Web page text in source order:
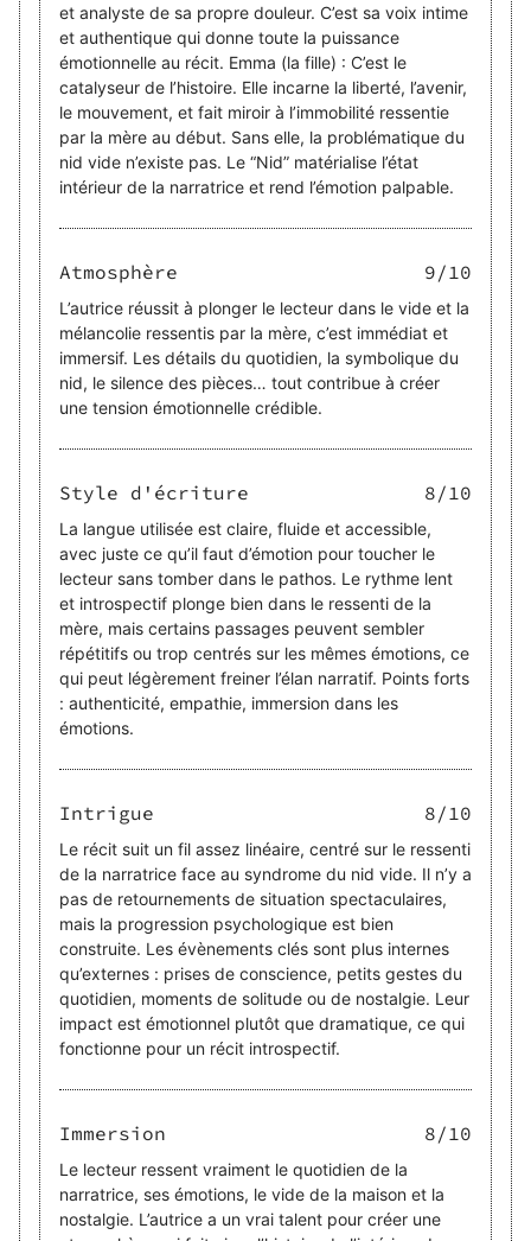
et analyste de sa propre douleur. C’est sa voix intime
et authentique qui donne toute la puissance
émotionnelle au récit. Emma (la fille) : C’est le
catalyseur de l’histoire. Elle incarne la liberté, l’avenir,
le mouvement, et fait miroir à l’immobilité ressentie
par la mère au début. Sans elle, la problématique du
nid vide n’existe pas. Le “Nid” matérialise l’état
intérieur de la narratrice et rend l’émotion palpable.
Atmosphère 9/10
L’autrice réussit à plonger le lecteur dans le vide et la
mélancolie ressentis par la mère, c’est immédiat et
immersif. Les détails du quotidien, la symbolique du
nid, le silence des pièces… tout contribue à créer
une tension émotionnelle crédible.
Style d'écriture 8/10
La langue utilisée est claire, fluide et accessible,
avec juste ce qu’il faut d’émotion pour toucher le
lecteur sans tomber dans le pathos. Le rythme lent
et introspectif plonge bien dans le ressenti de la
mère, mais certains passages peuvent sembler
répétitifs ou trop centrés sur les mêmes émotions, ce
qui peut légèrement freiner l’élan narratif. Points forts
: authenticité, empathie, immersion dans les
émotions.
Intrigue 8/10
Le récit suit un fil assez linéaire, centré sur le ressenti
de la narratrice face au syndrome du nid vide. Il n’y a
pas de retournements de situation spectaculaires,
mais la progression psychologique est bien
construite. Les évènements clés sont plus internes
qu’externes : prises de conscience, petits gestes du
quotidien, moments de solitude ou de nostalgie. Leur
impact est émotionnel plutôt que dramatique, ce qui
fonctionne pour un récit introspectif.
Immersion 8/10
Le lecteur ressent vraiment le quotidien de la
narratrice, ses émotions, le vide de la maison et la
nostalgie. L’autrice a un vrai talent pour créer une